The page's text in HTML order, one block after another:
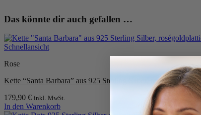
Das könnte dir auch gefallen …
Schnellansicht
Rose
Kette “Santa Barbara” aus 925 Sterling Silber, roségoldplattiert
179,90 € inkl. MwSt.
In den Warenkorb